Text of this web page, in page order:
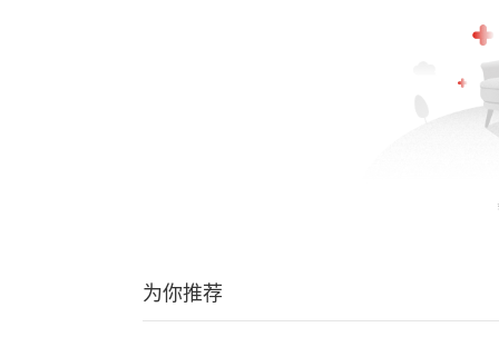
为你推荐